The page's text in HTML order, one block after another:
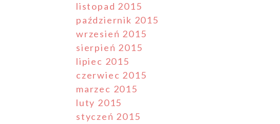
listopad 2015
październik 2015
wrzesień 2015
sierpień 2015
lipiec 2015
czerwiec 2015
marzec 2015
luty 2015
styczeń 2015